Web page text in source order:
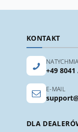
KONTAKT
+49
E-MAIL
DLA